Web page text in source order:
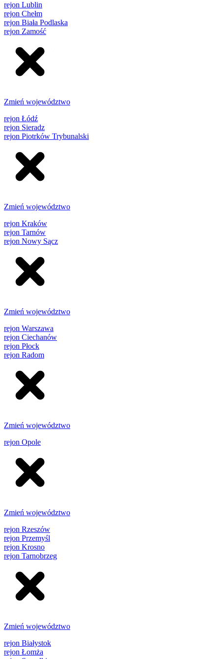
rejon Lublin
rejon Chełm
rejon Biała Podlaska
rejon Zamość
Zmień województwo
rejon Łódź
rejon Sieradz
rejon Piotrków Trybunalski
Zmień województwo
rejon Kraków
rejon Tarnów
rejon Nowy Sącz
Zmień województwo
rejon Warszawa
rejon Ciechanów
rejon Płock
rejon Radom
Zmień województwo
rejon Opole
Zmień województwo
rejon Rzeszów
rejon Przemyśl
rejon Krosno
rejon Tarnobrzeg
Zmień województwo
rejon Białystok
rejon Łomża